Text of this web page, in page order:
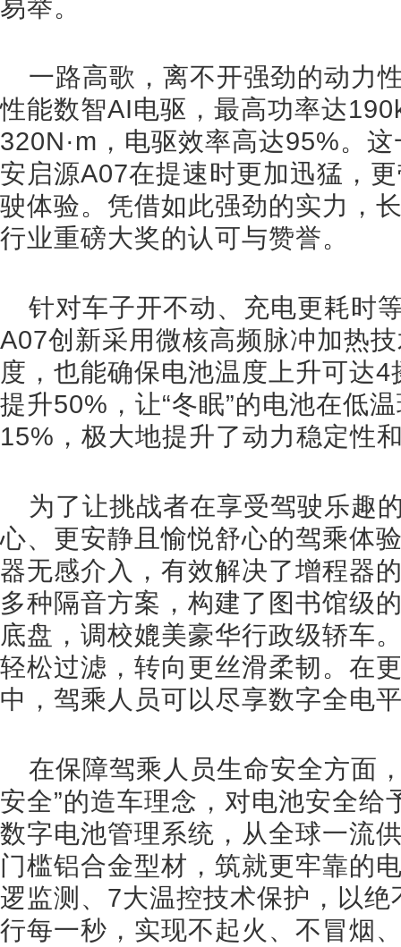
易举。
一路高歌，离不开强劲的动力
性能数智AI电驱，最高功率达
320N·m，电驱效率高达95%。
安启源A07在提速时更加迅猛，
驶体验。凭借如此强劲的实力，
行业重磅大奖的认可与赞誉。
针对车子开不动、充电更耗时
A07创新采用微核高频脉冲加热
度，也能确保电池温度上升可达
提升50%，让“冬眠”的电池在低
15%，极大地提升了动力稳定性
为了让挑战者在享受驾驶乐趣
心、更安静且愉悦舒心的驾乘体
器无感介入，有效解决了增程器
多种隔音方案，构建了图书馆级
底盘，调校媲美豪华行政级轿车
轻松过滤，转向更丝滑柔韧。在
中，驾乘人员可以尽享数字全电
在保障驾乘人员生命安全方面
安全”的造车理念，对电池安全
数字电池管理系统，从全球一流
门槛铝合金型材，筑就更牢靠的
逻监测、7大温控技术保护，以
行每一秒，实现不起火、不冒烟